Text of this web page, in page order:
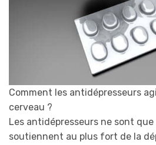
Comment les antidépresseurs
cerveau ?
Les antidépresseurs ne sont
soutiennent au plus fort de la